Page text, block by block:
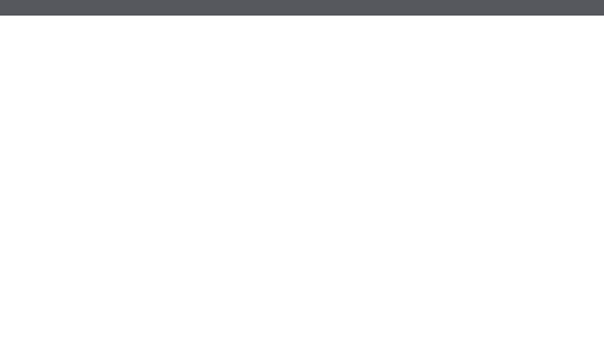
Putze- und Spachtelmassen